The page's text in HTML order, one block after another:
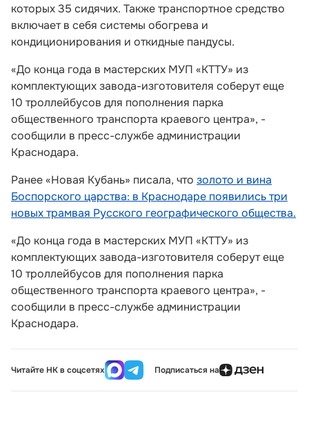
которых 35 сидячих. Также транспортное средство
включает в себя системы обогрева и
кондиционирования и откидные пандусы.
«До конца года в мастерских МУП «КТТУ» из
комплектующих завода-изготовителя соберут еще
10 троллейбусов для пополнения парка
общественного транспорта краевого центра», -
сообщили в пресс-службе администрации
Краснодара.
Ранее «Новая Кубань» писала, что золото и вина
Боспорского царства: в Краснодаре появились три
новых трамвая Русского географического общества.
«До конца года в мастерских МУП «КТТУ» из
комплектующих завода-изготовителя соберут еще
10 троллейбусов для пополнения парка
общественного транспорта краевого центра», -
сообщили в пресс-службе администрации
Краснодара.
Читайте НК в соцсетях Подписаться на